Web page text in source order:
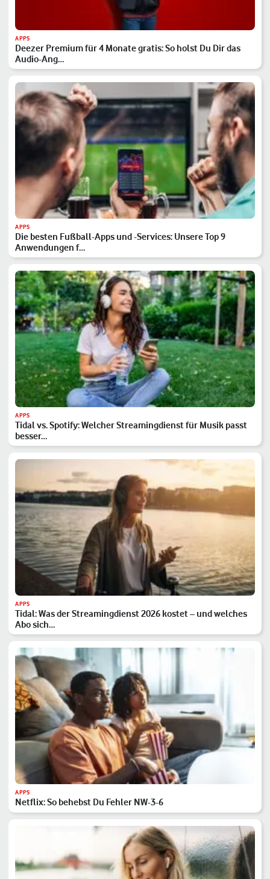
APPS
Deezer Premium für 4 Monate gratis: So holst Du Dir das
Audio-Ang…
APPS
Die besten Fußball-Apps und -Services: Unsere Top 9
Anwendungen f…
APPS
Tidal vs. Spotify: Welcher Streamingdienst für Musik passt
besser…
APPS
Tidal: Was der Streamingdienst 2026 kostet – und welches
Abo sich…
APPS
Netflix: So behebst Du Fehler NW-3-6